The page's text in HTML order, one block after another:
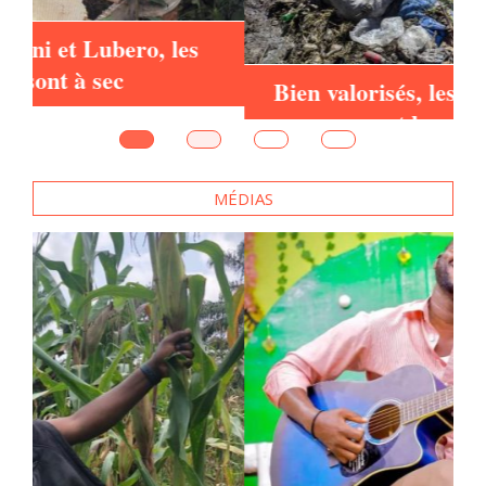
Bien valorisés, les déchets ménagers
peuvent booster la culture
maraichère
MÉDIAS